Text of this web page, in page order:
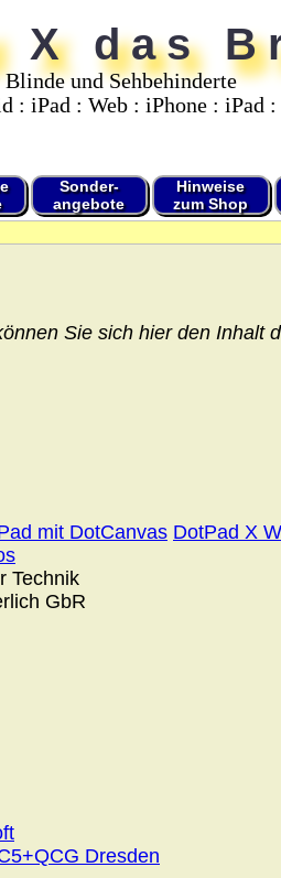
X das
und Sehbehinderte
: iPad : Web : iPhone : iPad
Sonder-
angebote
Hinweise
zum Shop
Sie sich hier den Inhalt
mit DotCanvas DotPad X
Technik
GbR
Dresden